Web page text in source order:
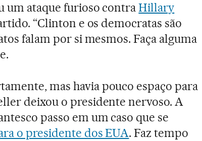
um ataque furioso contraHillary
“Clinton e os democratas são
falam por si mesmos. Faça alguma
mas havia pouco espaço para
deixou o presidente nervoso. A
passo em um caso que se
o presidente dos EUA. Faz tempo